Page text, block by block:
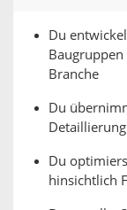
Du
Branche
Du
Du
hinsichtlich